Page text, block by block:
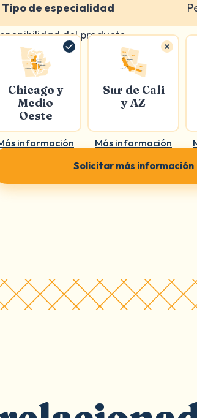
Tipo de especialidad
del producto:
Chicago y
Medio
Oeste
información
Sur de Cali
y AZ
Más información
Solicitar más información